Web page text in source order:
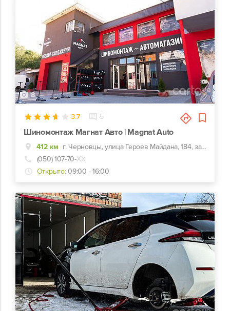
8
3.7 5
Шиномонтаж Магнат Авто | Magnat Auto
412 км
г. Черновцы, улица Героев Майдана, 184, за отелем Турист
(050) 107-70-ХХ
Открыто: 09:00 - 16:00